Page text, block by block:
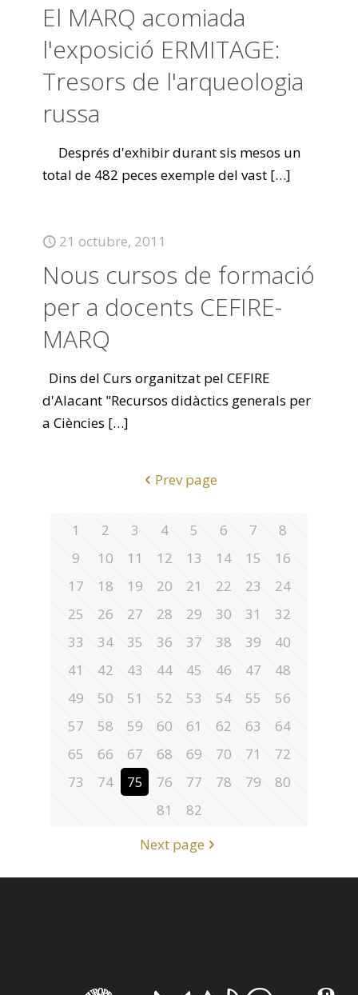
El MARQ acomiada
l'exposició ERMITAGE:
Tresors de l'arqueologia
russa
Després d'exhibir durant sis mesos un
total de 482 peces exemple del vast […]
21 octubre, 2011
Nous cursos de formació
per a docents CEFIRE-
MARQ
Dins del Curs organitzat pel CEFIRE
d'Alacant "Recursos didàctics generals per
a Ciències […]
Prev page
1 2 3 4 5 6 7
8
9
10 11 12 13 14 15
16
17
18 19 20 21 22 23
24
25
26 27 28 29 30 31
32
33
34 35 36 37 38 39
40
41
42 43 44 45 46 47
48
49
50 51 52 53 54 55
56
57
58 59 60 61 62 63
64
65
66 67 68 69 70 71
72
73
74 75 76 77 78 79
80
81
82
Next page